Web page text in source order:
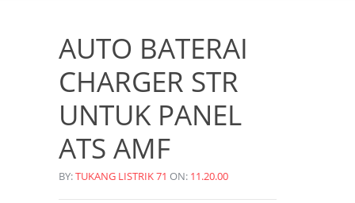
AUTO BATERAI
CHARGER STR
UNTUK PANEL
ATS AMF
BY:TUKANG LISTRIK 71 ON: 11.20.00